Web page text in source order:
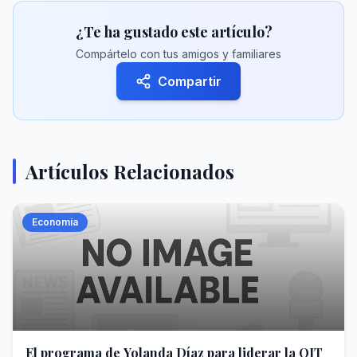
¿Te ha gustado este artículo?
Compártelo con tus amigos y familiares
Compartir
Artículos Relacionados
Economía
El programa de Yolanda Díaz para liderar la OIT